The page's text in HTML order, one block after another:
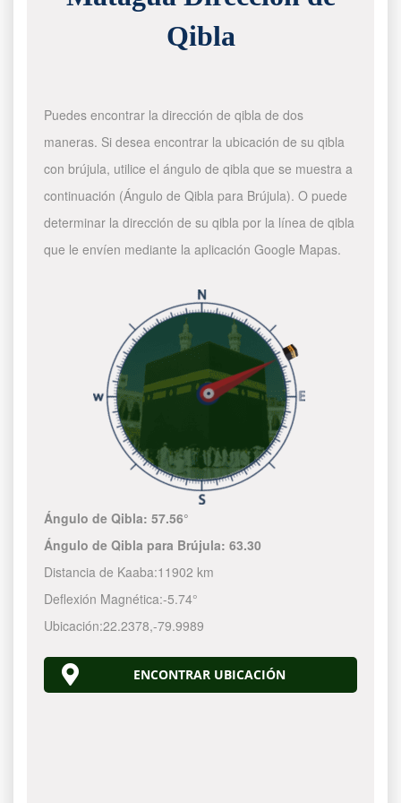
Qibla
Puedes encontrar la dirección de qibla de dos
maneras. Si desea encontrar la ubicación de su qibla
con brújula, utilice el ángulo de qibla que se muestra a
continuación (Ángulo de Qibla para Brújula). O puede
determinar la dirección de su qibla por la línea de qibla
que le envíen mediante la aplicación Google Mapas.
Ángulo de Qibla:57.56°
Ángulo de Qibla para Brújula:63.30
Distancia de Kaaba:11902 km
Deflexión Magnética:-5.74°
Ubicación:22.2378,-79.9990
ENCONTRAR UBICACIÓN